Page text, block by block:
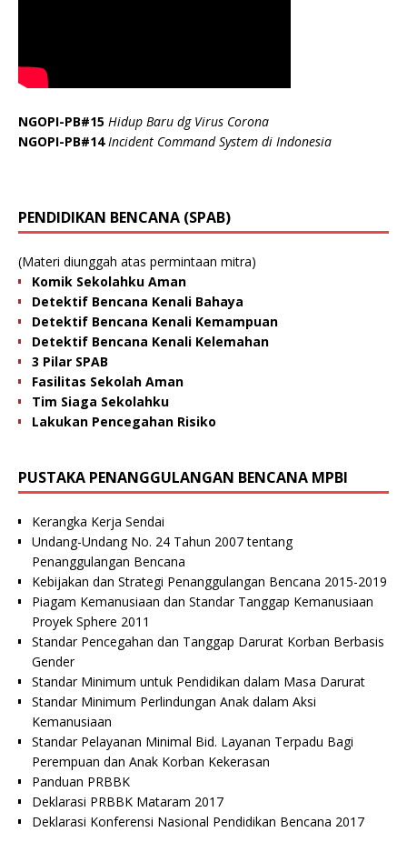
NGOPI-PB#15 Hidup Baru dg Virus Corona
NGOPI-PB#14 Incident Command System di Indonesia
PENDIDIKAN BENCANA (SPAB)
(Materi diunggah atas permintaan mitra)
Komik Sekolahku Aman
Detektif Bencana Kenali Bahaya
Detektif Bencana Kenali Kemampuan
Detektif Bencana Kenali Kelemahan
3 Pilar SPAB
Fasilitas Sekolah Aman
Tim Siaga Sekolahku
Lakukan Pencegahan Risiko
PUSTAKA PENANGGULANGAN BENCANA MPBI
Kerangka Kerja Sendai
Undang-Undang No. 24 Tahun 2007 tentang
Penanggulangan Bencana
Kebijakan dan Strategi Penanggulangan Bencana 2015-2019
Piagam Kemanusiaan dan Standar Tanggap Kemanusiaan
Proyek Sphere 2011
Standar Pencegahan dan Tanggap Darurat Korban Berbasis
Gender
Standar Minimum untuk Pendidikan dalam Masa Darurat
Standar Minimum Perlindungan Anak dalam Aksi
Kemanusiaan
Standar Pelayanan Minimal Bid. Layanan Terpadu Bagi
Perempuan dan Anak Korban Kekerasan
Panduan PRBBK
Deklarasi PRBBK Mataram 2017
Deklarasi Konferensi Nasional Pendidikan Bencana 2017